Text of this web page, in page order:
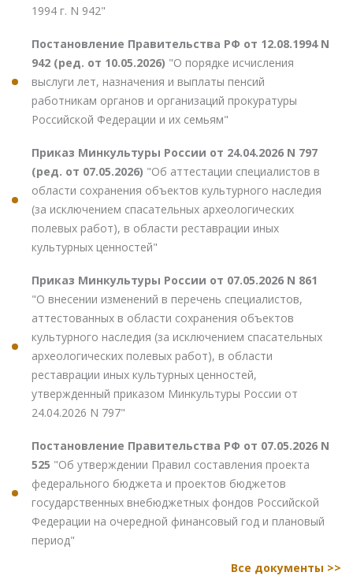
1994 г. N 942"
Постановление Правительства РФ от 12.08.1994 N
942 (ред. от 10.05.2026) "О порядке исчисления
выслуги лет, назначения и выплаты пенсий
работникам органов и организаций прокуратуры
Российской Федерации и их семьям"
Приказ Минкультуры России от 24.04.2026 N 797
(ред. от 07.05.2026) "Об аттестации специалистов в
области сохранения объектов культурного наследия
(за исключением спасательных археологических
полевых работ), в области реставрации иных
культурных ценностей"
Приказ Минкультуры России от 07.05.2026 N 861
"О внесении изменений в перечень специалистов,
аттестованных в области сохранения объектов
культурного наследия (за исключением спасательных
археологических полевых работ), в области
реставрации иных культурных ценностей,
утвержденный приказом Минкультуры России от
24.04.2026 N 797"
Постановление Правительства РФ от 07.05.2026 N
525 "Об утверждении Правил составления проекта
федерального бюджета и проектов бюджетов
государственных внебюджетных фондов Российской
Федерации на очередной финансовый год и плановый
период"
Все документы >>